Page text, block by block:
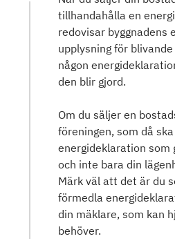
tillhandahålla en
redovisar byggnadens
upplysning för
någon
den blir gjord.
Om du säljer en
föreningen, som då
energideklaration som
och inte bara din
Märk väl att det är du
förmedla
din mäklare, som kan
behöver.